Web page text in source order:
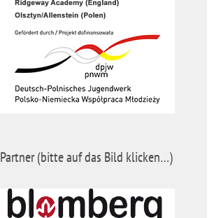
Partner (bitte auf das Bild klicken…)